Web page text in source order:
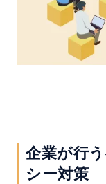
企業が行
シー対策